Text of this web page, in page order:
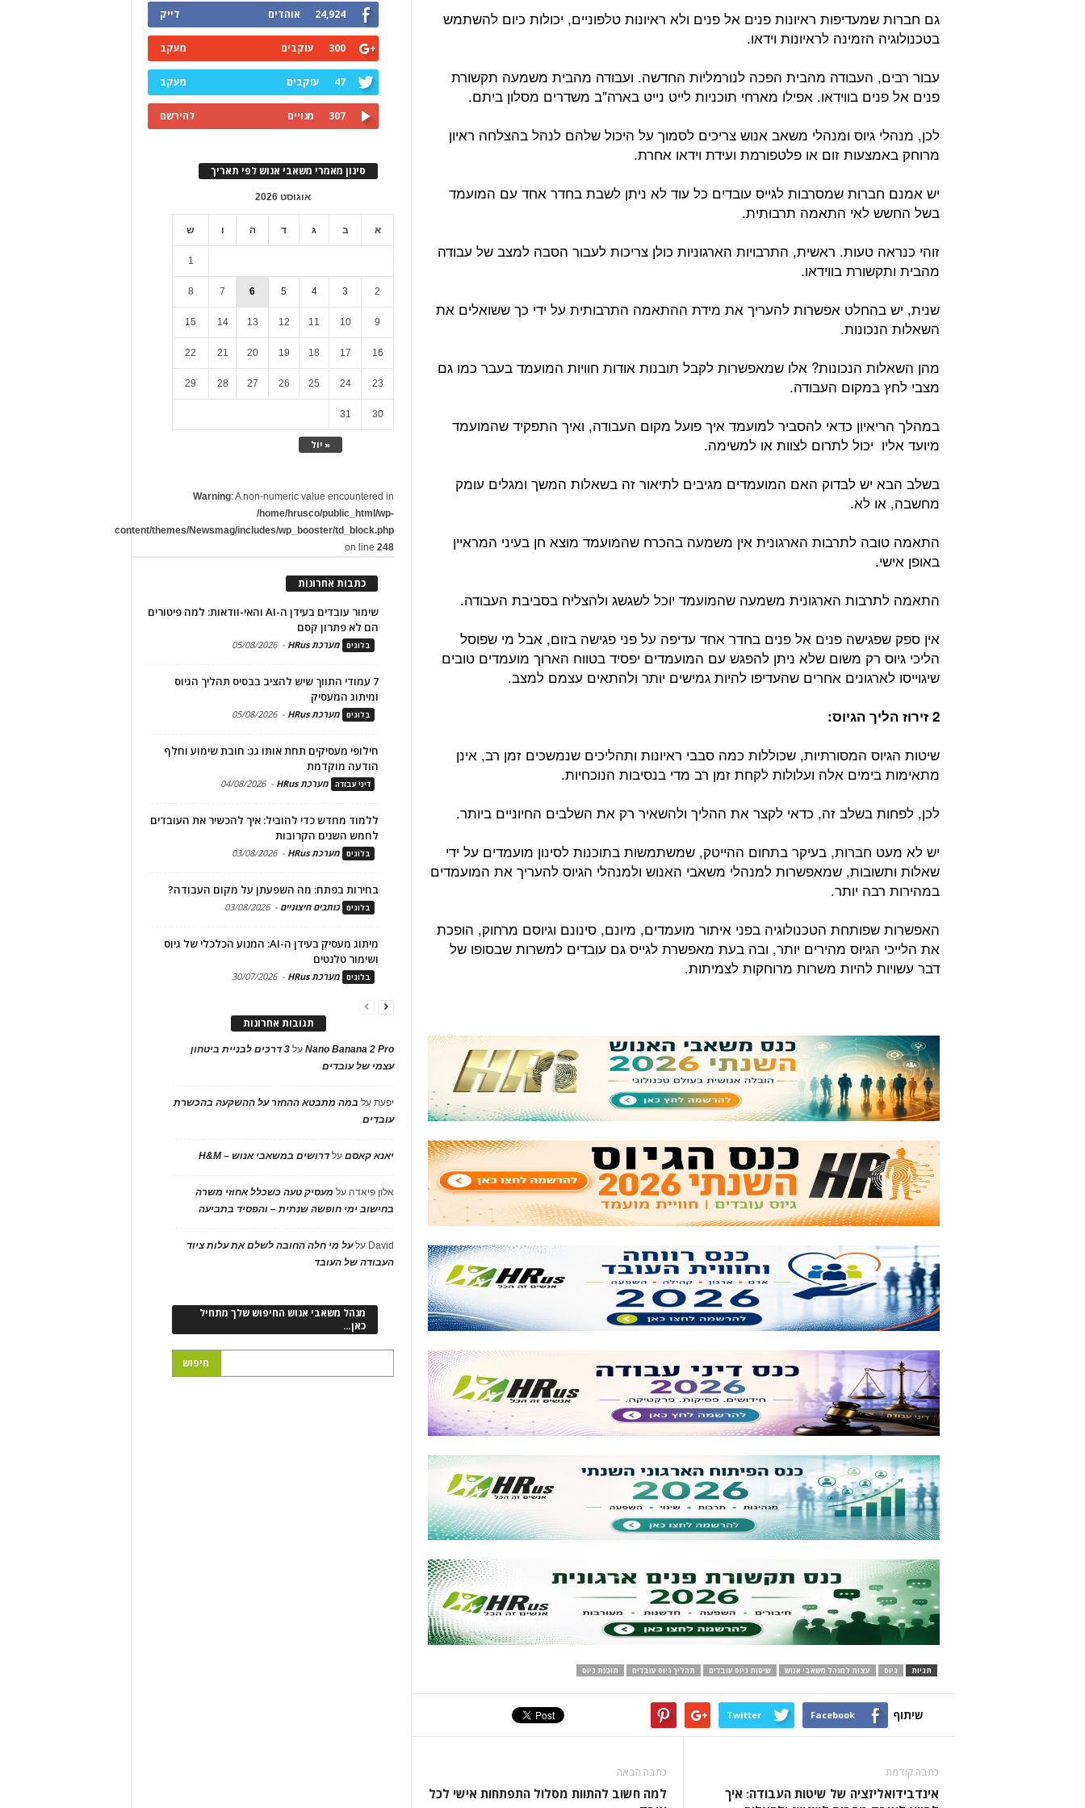
גם חברות שמעדיפות ראיונות פנים אל פנים ולא ראיונות טלפוניים, יכולות כיום להשתמש
בטכנולוגיה הזמינה לראיונות וידאו.
עבור רבים, העבודה מהבית הפכה לנורמליות החדשה. ועבודה מהבית משמעה תקשורת
פנים אל פנים בווידאו. אפילו מארחי תוכניות לייט נייט בארה"ב משדרים מסלון ביתם.
לכן, מנהלי גיוס ומנהלי משאב אנוש צריכים לסמוך על היכול שלהם לנהל בהצלחה ראיון
מרוחק באמצעות זום או פלטפורמת ועידת וידאו אחרת.
יש אמנם חברות שמסרבות לגייס עובדים כל עוד לא ניתן לשבת בחדר אחד עם המועמד
בשל החשש לאי התאמה תרבותית.
זוהי כנראה טעות. ראשית, התרבויות הארגוניות כולן צריכות לעבור הסבה למצב של עבודה
מהבית ותקשורת בווידאו.
שנית, יש בהחלט אפשרות להעריך את מידת ההתאמה התרבותית על ידי כך ששואלים את
השאלות הנכונות.
מהן השאלות הנכונות? אלו שמאפשרות לקבל תובנות אודות חוויות המועמד בעבר כמו גם
מצבי לחץ במקום העבודה.
במהלך הריאיון כדאי להסביר למועמד איך פועל מקום העבודה, ואיך התפקיד שהמועמד
מיועד אליו יכול לתרום לצוות או למשימה.
בשלב הבא יש לבדוק האם המועמדים מגיבים לתיאור זה בשאלות המשך ומגלים עומק
מחשבה, או לא.
התאמה טובה לתרבות הארגונית אין משמעה בהכרח שהמועמד מוצא חן בעיני המראיין
באופן אישי.
התאמה לתרבות הארגונית משמעה שהמועמד יוכל לשגשג ולהצליח בסביבת העבודה.
אין ספק שפגישה פנים אל פנים בחדר אחד עדיפה על פני פגישה בזום, אבל מי שפוסל
הליכי גיוס רק משום שלא ניתן להפגש עם המועמדים יפסיד בטווח הארוך מועמדים טובים
שיגוייסו לארגונים אחרים שהעדיפו להיות גמישים יותר ולהתאים עצמם למצב.
2 זירוז הליך הגיוס :
שיטות הגיוס המסורתיות, שכוללות כמה סבבי ראיונות ותהליכים שנמשכים זמן רב, אינן
מתאימות בימים אלה ועלולות לקחת זמן רב מדי בנסיבות הנוכחיות.
לכן, לפחות בשלב זה, כדאי לקצר את ההליך ולהשאיר רק את השלבים החיוניים ביותר.
יש לא מעט חברות, בעיקר בתחום ההייטק, שמשתמשות בתוכנות לסינון מועמדים על ידי
שאלות ותשובות, שמאפשרות למנהלי משאבי האנוש ולמנהלי הגיוס להעריך את המועמדים
במהירות רבה יותר.
האפשרות שפותחת הטכנולוגיה בפני איתור מועמדים, מיונם, סינונם וגיוסם מרחוק, הופכת
את הלייכי הגיוס מהירים יותר, ובה בעת מאפשרת לגייס גם עובדים למשרות שבסופו של
דבר עשויות להיות משרות מרוחקות לצמיתות.
תגיות גיוס עצות למנהל משאבי אנוש שיטות גיוס עובדים תהליך גיוס עובדים תוכנת גיוס
שיתוף Facebook
Twitter
כתבה קודמת
אינדבידואליזציה של שיטות העבודה: איך
כתבה הבאה
למה חשוב להתוות מסלול התפתחות אישי לכל
24,924 אוהדים לייק
300 עוקבים מעקב
47 עוקבים מעקב
307 מנויים להירשם
סינון מאמרי משאבי אנוש לפי תאריך
אוגוסט 2026
א ב ג ד ה ו ש
« יול
1
2
3
4
5
6
7
8
9
10
11
12
13
14
15
16
17
18
19
20
21
22
23
24
25
26
27
28
29
30
31
Warning: A non-numeric value encountered in
/home/hrusco/public_html/wp-
content/themes/Newsmag/includes/wp_booster/td_block.php
on line248
כתבות אחרונות
שימור עובדים בעידן ה-AI והאי-וודאות: למה פיטורים
הם לא פתרון קסם
בלוגים מערכת HRus -
05/08/2026
7 עמודי התווך שיש להציב בבסיס תהליך הגיוס
ומיתוג המעסיק
בלוגים מערכת HRus -
05/08/2026
חילופי מעסיקים תחת אותו גג: חובת שימוע וחלף
הודעה מוקדמת
דיני עבודה מערכת HRus -
04/08/2026
ללמוד מחדש כדי להוביל: איך להכשיר את העובדים
לחמש השנים הקרובות
בלוגים מערכת HRus -
03/08/2026
בחירות בפתח: מה השפעתן על מקום העבודה?
בלוגים כותבים חיצוניים -
03/08/2026
מיתוג מעסיק בעידן ה-AI: המנוע הכלכלי של גיוס
ושימור טלנטים
בלוגים מערכת HRus -
30/07/2026
תגובות אחרונות
Nano Banana 2 Proעל
3 דרכים לבניית ביטחון
עצמי של עובדים
יפעתעל במה מתבטא ההחזר על ההשקעה בהכשרת
עובדים
יאנא קאסםעלדרושים במשאבי אנוש – H&M
אלון פיאדה על מעסיק טעה כשכלל אחוזי משרה
בחישוב ימי חופשה שנתית – והפסיד בתביעה
David עלעל מי חלה החובה לשלם את עלות ציוד
העבודה של העובד
מנהל משאבי אנוש החיפוש שלך מתחיל
כאן…